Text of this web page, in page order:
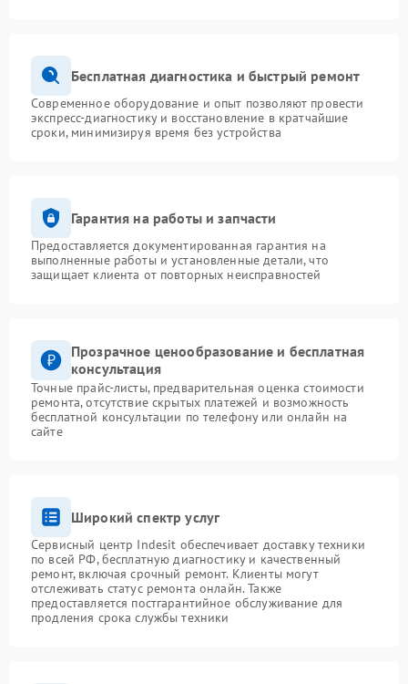
Бесплатная диагностика и быстрый ремонт
Современное оборудование и опыт позволяют провести
экспресс-диагностику и восстановление в кратчайшие
сроки, минимизируя время без устройства
Гарантия на работы и запчасти
Предоставляется документированная гарантия на
выполненные работы и установленные детали, что
защищает клиента от повторных неисправностей
Прозрачное ценообразование и бесплатная
консультация
Точные прайс-листы, предварительная оценка стоимости
ремонта, отсутствие скрытых платежей и возможность
бесплатной консультации по телефону или онлайн на
сайте
Широкий спектр услуг
Сервисный центр Indesit обеспечивает доставку техники
по всей РФ, бесплатную диагностику и качественный
ремонт, включая срочный ремонт. Клиенты могут
отслеживать статус ремонта онлайн. Также
предоставляется постгарантийное обслуживание для
продления срока службы техники